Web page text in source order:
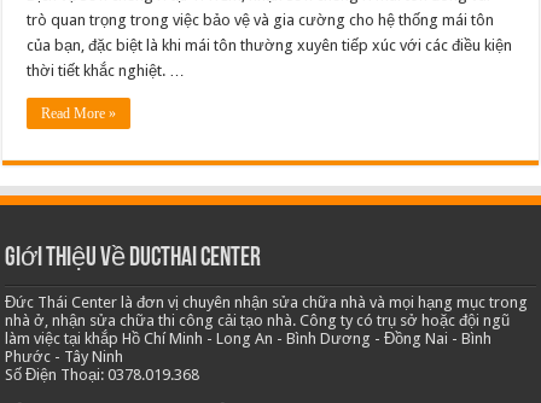
Chống
Rỉ
tại
trò quan trọng trong việc bảo vệ và gia cường cho hệ thống mái tôn
của bạn, đặc biệt là khi mái tôn thường xuyên tiếp xúc với các điều kiện
thời tiết khắc nghiệt. …
Read More »
Giới thiệu về Ducthai Center
Đức Thái Center là đơn vị chuyên nhận sửa chữa nhà và mọi hạng mục trong
nhà ở, nhận sửa chữa thi công cải tạo nhà. Công ty có trụ sở hoặc đội ngũ
làm việc tại khắp Hồ Chí Minh - Long An - Bình Dương - Đồng Nai - Bình
Phước - Tây Ninh
Số Điện Thoại: 0378.019.368